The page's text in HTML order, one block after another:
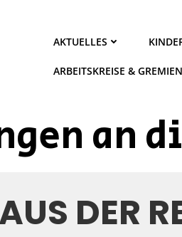
AKTUELLES
ARBEITSKREISE & GREMIEN
an
DER